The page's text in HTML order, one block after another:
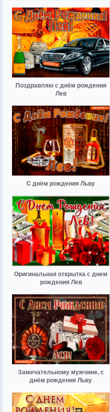
Поздравляю с днём рождения
Лев
С днём рождения Льву
Оригинальная открытка с днем
рождения Лев
Замечательному мужчине, с
днём рождения Льву